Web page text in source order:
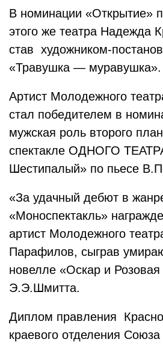
В номинации «Открытие»
этого же театра Надежда
став художником-
«Травушка — муравушка».
Артист Молодежного
стал победителем в
мужская роль второго
спектакле ОДНОГО
Шестипалый» по пьесе
«За удачный дебют в
«Моноспектакль»
артист Молодежного
Парафилов, сыграв
новелле «Оскар и
Э.Э.Шмитта.
Диплом правления
краевого отделения